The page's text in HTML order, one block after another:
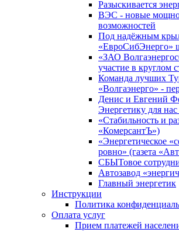
Разыскивается
ВЭС - новые
возможностей
Под надёжным
«ЕвроСибЭнерго»
«ЗАО
участие в круглом
Команда лучших
«Волгаэнерго» -
Денис и Евгений
Энергетику для
«Стабильность и
«КомерсантЪ»)
«Энергетическое
ровно» (газета
СБЫТовое
Автозавод
Главный энергетик
Инструкции
Политика
Оплата услуг
Прием платежей